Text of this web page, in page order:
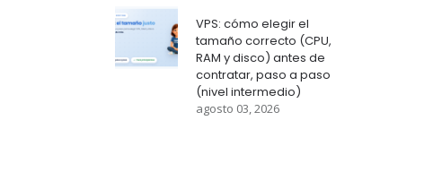
VPS: cómo elegir el
tamaño correcto (CPU,
RAM y disco) antes de
contratar, paso a paso
(nivel intermedio)
agosto 03, 2026